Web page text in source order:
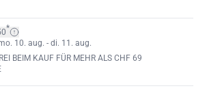
*
10. aug. - di. 11. aug.
BEIM KAUF FÜR MEHR ALS CHF 69